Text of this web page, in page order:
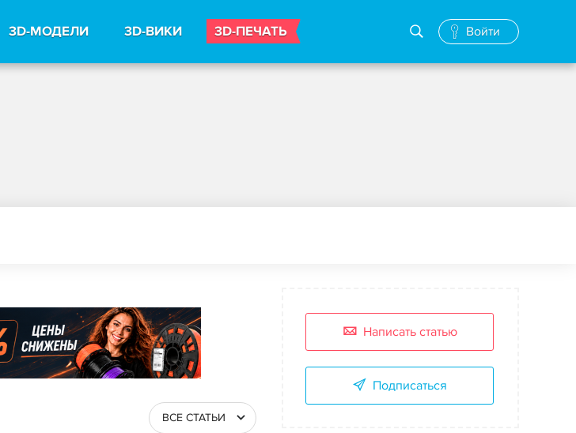
3D-МОДЕЛИ 3D-ВИКИ 3D-ПЕЧАТЬ Войти
ВСЕ СТАТЬИ
Написать статью
Подписаться